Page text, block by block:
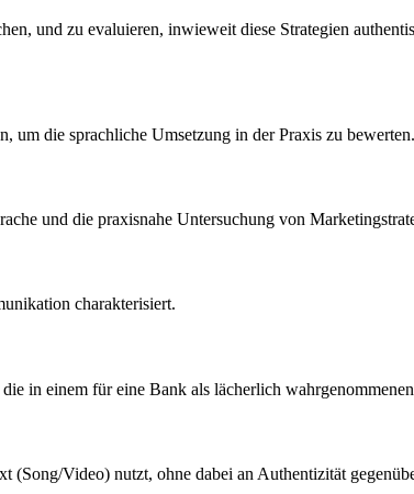
und zu evaluieren, inwieweit diese Strategien
um die sprachliche Umsetzung in der Praxis zu bewerten.
und die praxisnahe Untersuchung von
charakterisiert.
in einem für eine Bank als lächerlich
Video) nutzt, ohne dabei an Authentizität